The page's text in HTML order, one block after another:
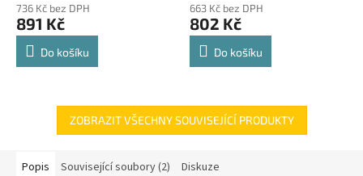
produktu
je
4,8
736 Kč bez DPH
891 Kč
Do košíku
produktu
je
4,8
663 Kč bez DPH
802 Kč
Do košíku
ZOBRAZIT VŠECHNY SOUVISEJÍCÍ PRODUKTY
Popis Související soubory (2) Diskuze